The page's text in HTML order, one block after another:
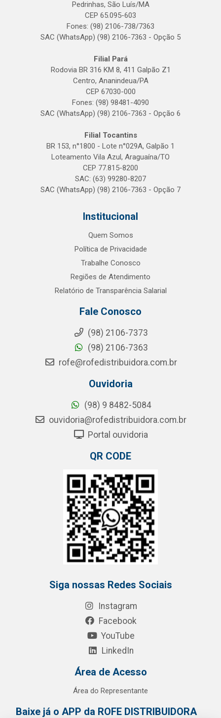
Pedrinhas, São Luís/MA
CEP 65.095-603
Fones: (98) 2106-738/7363
SAC (WhatsApp) (98) 2106-7363 - Opção 5
Filial Pará
Rodovia BR 316 KM 8, 411 Galpão Z1
Centro, Ananindeua/PA
CEP 67030-000
Fones: (98) 98481-4090
SAC (WhatsApp) (98) 2106-7363 - Opção 6
Filial Tocantins
BR 153, n°1800 - Lote n°029A, Galpão 1
Loteamento Vila Azul, Araguaína/TO
CEP 77.815-8200
SAC: (63) 99280-8207
SAC (WhatsApp) (98) 2106-7363 - Opção 7
Institucional
Quem Somos
Política de Privacidade
Trabalhe Conosco
Regiões de Atendimento
Relatório de Transparência Salarial
Fale Conosco
(98) 2106-7373
(98) 2106-7363
rofe@rofedistribuidora.com.br
Ouvidoria
(98) 9 8482-5084
ouvidoria@rofedistribuidora.com.br
Portal ouvidoria
QR CODE
Siga nossas Redes Sociais
Instagram
Facebook
YouTube
LinkedIn
Área de Acesso
Área do Representante
Baixe já o APP da ROFE DISTRIBUIDORA